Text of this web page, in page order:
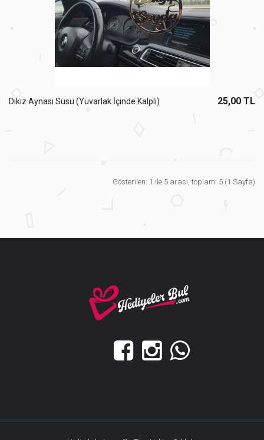
Dikiz Aynası Süsü (Yuvarlak İçinde Kalpli) 25,00 TL
Gösterilen: 1 ile 5 arası, toplam: 5 (1 Sayfa)